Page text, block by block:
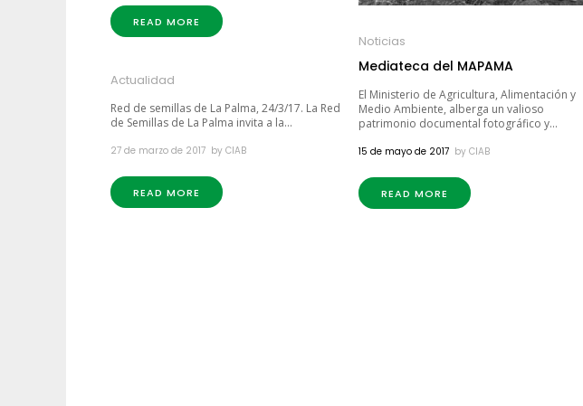
READ MORE
Noticias
Mediateca del MAPAMA
El Ministerio de Agricultura, Alimentación y
Medio Ambiente, alberga un valioso
patrimonio documental fotográfico y...
15 de mayo de 2017 by CIAB
READ MORE
Actualidad
Red de semillas de La Palma, 24/3/17. La Red
de Semillas de La Palma invita a la...
27 de marzo de 2017 by CIAB
READ MORE